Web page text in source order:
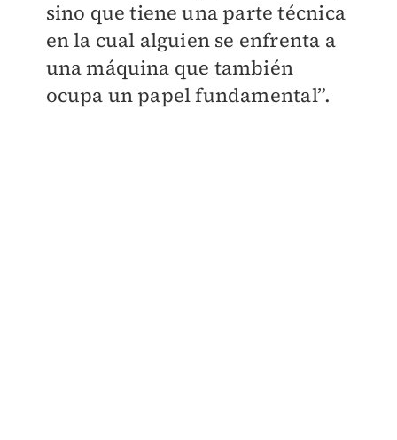
sino que tiene una parte técnica
en la cual alguien se enfrenta a
una máquina que también
ocupa un papel fundamental”.